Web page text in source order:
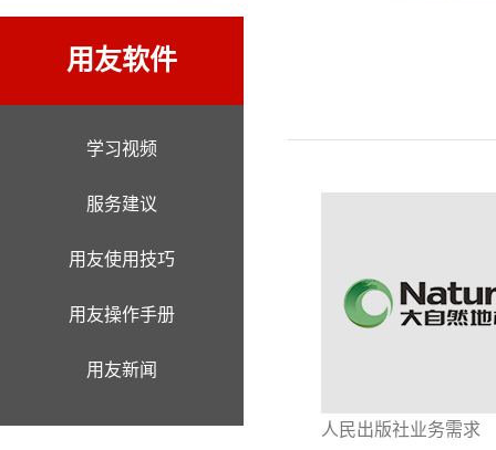
用友软件
学习视频
服务建议
用友使用技巧
用友操作手册
用友新闻
人民出版社业务需求